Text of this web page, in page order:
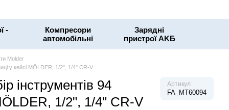
-
Компресори
автомобільні
Зарядні
пристрої AKБ
Molder
у кейсі MÖLDER, 1/2", 1/4" CR-V
інструментів 94
1/2", 1/4" CR-V
Артикул
FA_MT60094